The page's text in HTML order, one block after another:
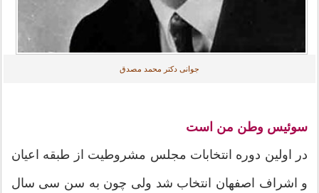
جوانی دکتر محمد مصدق
سوئیس وطن من است
در اولین دوره انتخابات مجلس مشروطیت از طبقه اعیان
و اشراف اصفهان انتخاب شد ولی چون به سن سی سال